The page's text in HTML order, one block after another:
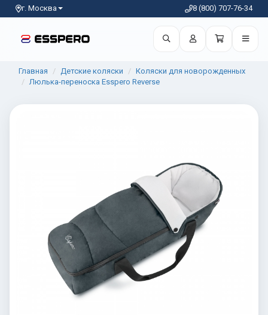
г. Москва 8 (800) 707-76-34
Главная Детские коляски
Коляски для новорожденных
Люлька-переноска Esspero Reverse